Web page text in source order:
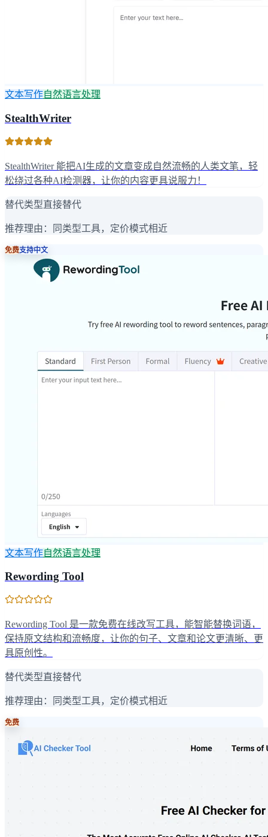
文本写作自然语言处理
StealthWriter
StealthWriter 能把AI生成的文章变成自然流畅的人类文笔，轻
松绕过各种AI检测器，让你的内容更具说服力！
替代类型直接替代
推荐理由： 同类型工具，定价模式相近
免费支持中文
文本写作自然语言处理
Rewording Tool
Rewording Tool 是一款免费在线改写工具，能智能替换词语，
保持原文结构和流畅度，让你的句子、文章和论文更清晰、更
具原创性。
替代类型直接替代
推荐理由： 同类型工具，定价模式相近
免费